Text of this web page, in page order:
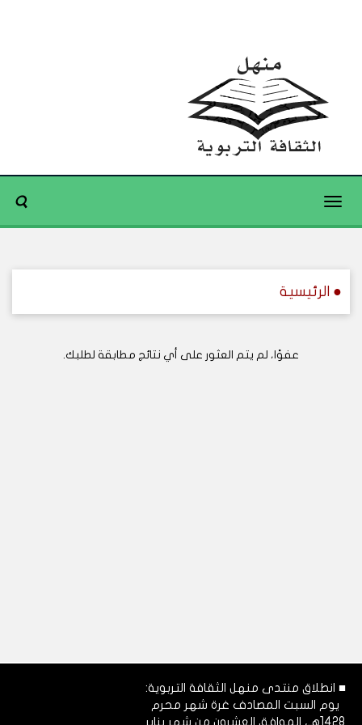
Toggle
● الرئيسية
عفوًا، لم يتم العثور على أي نتائج مطابقة لطلبك.
■ انطلاق منتدى منهل الثقافة التربوية:
يوم السبت المصادف غرة شهر محرم
1428هـ، الموافق العشرون من شهر يناير